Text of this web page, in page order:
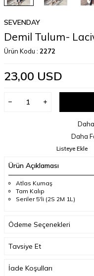
SEVENDAY
Demil Tulum-
Ürün Kodu : 2272
23,00 USD
Daha
Listeye Ekle
Ürün Açıklaması
Atlas Kumaş
Tam Kalıp
Seriler 5'li (2S 2M 1L)
Ödeme Seçenekleri
Tavsiye Et
İade Koşulları